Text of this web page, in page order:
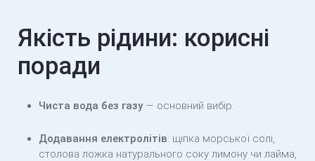
Якість рідини: корисні
поради
Чиста вода без газу— основний вибір.
Додавання електролітів: щіпка морської солі,
столова ложка натурального соку лимону чи лайма,